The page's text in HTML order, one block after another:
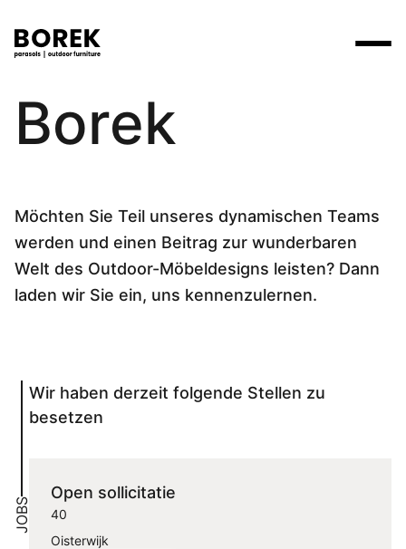
Produkte
Produkte
Lounge
Sonnenschirme
Stühle
Marken
Borek
Max & Luuk
Yoi
Projekte
Verkaufsstellen
Flagship stores
Premium stores
Suche am Verkaufsort
Flagship stores
Nachrichten
Events
Arbeiten bei
Sprachwahl
Suchen
Arbeiten bei
Borek
Möchten Sie Teil unseres dynamischen Teams
werden und einen Beitrag zur wunderbaren
Welt des Outdoor-Möbeldesigns leisten? Dann
laden wir Sie ein, uns kennenzulernen.
JOBS
Wir haben derzeit folgende Stellen zu
besetzen
Open sollicitatie
40
Oisterwijk